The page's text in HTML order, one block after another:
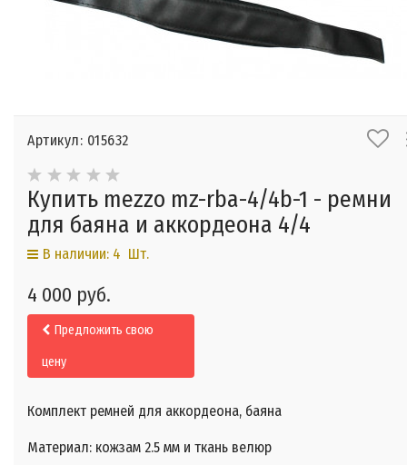
Артикул: 015632
Купить mezzo mz-rba-4/4b-1 - ремни
для баяна и аккордеона 4/4
В наличии: 4 Шт.
4 000 руб.
Предложить свою
цену
Комплект ремней для аккордеона, баяна
Материал: кожзам 2.5 мм и ткань велюр